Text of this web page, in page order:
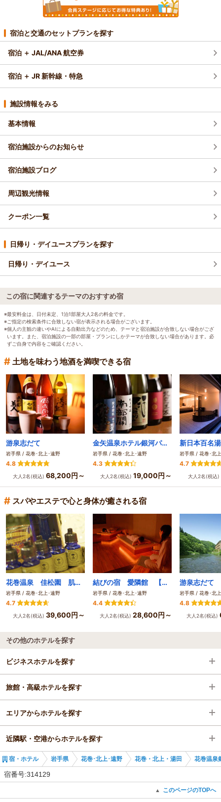
宿泊と交通のセットプランを探す
宿泊 ＋ JAL/ANA 航空券
宿泊 ＋ JR 新幹線・特急
施設情報をみる
基本情報
宿泊施設からのお知らせ
宿泊施設ブログ
周辺観光情報
クーポン一覧
日帰り・デイユースプランを探す
日帰り・デイユース
この宿に関連するテーマのおすすめ宿
※最安料金は、日付未定、1泊1部屋大人2名の料金です。
※ご指定の検索条件に合致しない宿が表示される場合がございます。
※個人の主観の違いやAIによる自動出力などのため、テーマと宿泊施設が合致しない場合がござ
います。また、宿泊施設の一部の部屋・プランにしかテーマが合致しない場合があります。必
ずご自身で内容をご確認ください。
# 土地を味わう地酒を満喫できる宿
游泉志だて
岩手県 / 花巻･北上･遠野
4.8
大人2名(税込) 68,200円～
金矢温泉ホテル銀河パークはなまき
岩手県 / 花巻･北上･遠野
4.3
大人2名(税込) 19,000円～
岩手県 / 花巻･北
4.7
大人2名(税込)
# スパやエステで心と身体が癒される宿
花巻温泉 佳松園 肌にしみこむ化粧水のような「とろとろの湯」
岩手県 / 花巻･北上･遠野
4.7
大人2名(税込) 39,600円～
結びの宿 愛隣館 【花巻温泉郷 里山料理と１７の湯船が自慢】
岩手県 / 花巻･北上･遠野
4.4
大人2名(税込) 28,600円～
游泉志だて
岩手県 / 花巻･北
4.8
大人2名(税込)
その他のホテルを探す
ビジネスホテルを探す
岩手県
花巻･北上･遠野
花巻・北上・湯田
花巻空港駅
旅館・高級ホテルを探す
岩手県
エリアからホテルを探す
岩手県
花巻･北上･遠野
近隣駅・空港からホテルを探す
花巻空港駅
宿・ホテル 岩手県 花巻･北上･遠野 花巻・北上・湯田 花巻温
宿番号:314129
▲ このページのTOPへ